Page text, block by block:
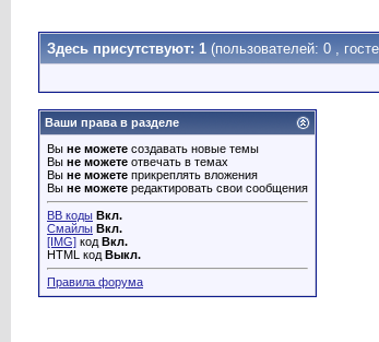
Здесь присутствуют: 1 (пользователей: 0 ,
Ваши права в разделе
Вы не можете создавать новые темы
Вы не можете отвечать в темах
Вы не можете прикреплять вложения
Вы не можете редактировать свои сообщения
BB коды Вкл.
Смайлы Вкл.
[IMG] код Вкл.
HTML код Выкл.
Правила форума